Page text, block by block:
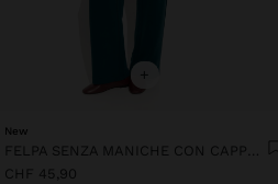
+
New
FELPA SENZA MANICHE CON CAPPUCCIO TOCCO MORBIDO
CHF 45,90